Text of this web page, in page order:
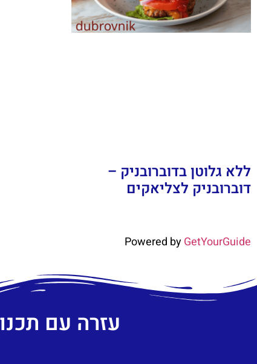
ללא גלוטן בדוברובניק –
דוברובניק לצליאקים
Powered byGetYourGuide
עזרה עם